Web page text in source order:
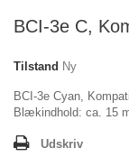
BCI-3e C,
Tilstand Ny
BCI-3e Cyan,
Blækindhold: ca. 15
Udskriv